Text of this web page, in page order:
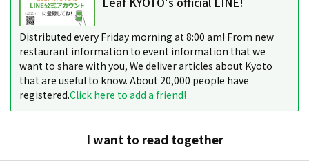
Distributed every Friday morning at 8:00 am! From new
restaurant information to event information that we
want to share with you, We deliver articles about Kyoto
that are useful to know. About 20,000 people have
registered.Click here to add a friend!
I want to read together